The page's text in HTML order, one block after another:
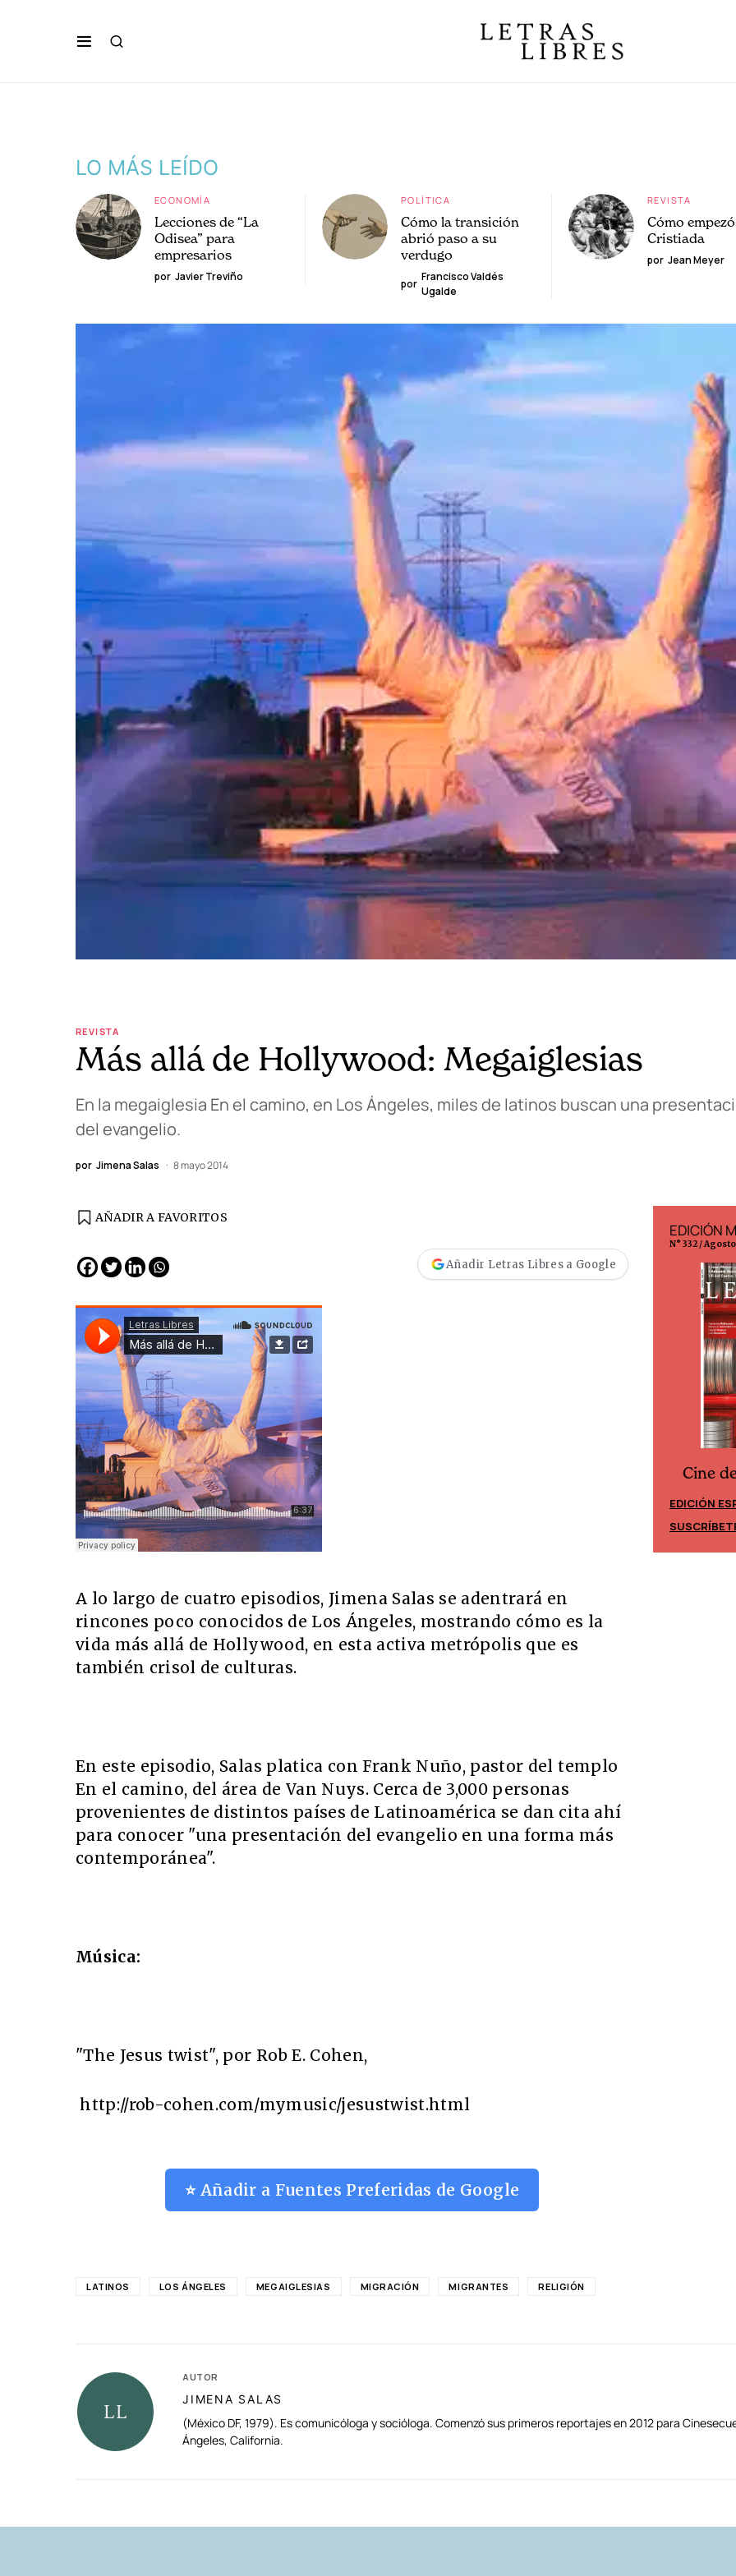
LO MÁS LEÍDO
ECONOMÍA
Lecciones de “La
Odisea” para
empresarios
por Javier Treviño
POLÍTICA
Cómo la transición
abrió paso a su
verdugo
por
Francisco Valdés
Ugalde
REVISTA
Cómo
Cristiada
por Jean Meyer
REVISTA
Más allá de Hollywood: Megaiglesias
En la megaiglesia En el camino, en Los Ángeles, miles de latinos buscan una
del evangelio.
por Jimena Salas 8 mayo 2014
AÑADIR A FAVORITOS
Añadir Letras Libres a Google
A lo largo de cuatro episodios, Jimena Salas se adentrará en
rincones poco conocidos de Los Ángeles, mostrando cómo es la
vida más allá de Hollywood, en esta activa metrópolis que es
también crisol de culturas.
En este episodio, Salas platica con Frank Nuño, pastor del templo
En el camino, del área de Van Nuys. Cerca de 3,000 personas
provenientes de distintos países de Latinoamérica se dan cita ahí
para conocer "una presentación del evangelio en una forma más
contemporánea".
Música:
"The Jesus twist", por Rob E. Cohen,
http://rob-cohen.com/mymusic/jesustwist.html
⭐ Añadir a Fuentes Preferidas de Google
EDICIÓN
N° 332 /
Cine
EDICIÓN
LATINOS LOS ÁNGELES MEGAIGLESIAS MIGRACIÓN MIGRANTES RELIGIÓN
AUTOR
JIMENA SALAS
(México DF, 1979). Es comunicóloga y socióloga. Comenzó sus primeros reportajes en 2012 para
Ángeles, California.